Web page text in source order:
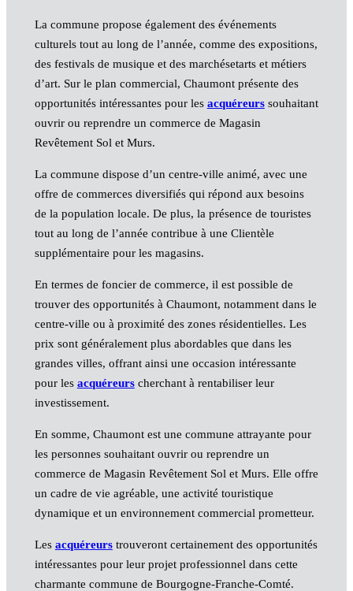
La commune propose également des événements
culturels tout au long de l’année, comme des expositions,
des festivals de musique et des marchésetarts et métiers
d’art. Sur le plan commercial, Chaumont présente des
opportunités intéressantes pour les acquéreurssouhaitant
ouvrir ou reprendre un commerce de Magasin
Revêtement Sol et Murs.
La commune dispose d’un centre-ville animé, avec une
offre de commerces diversifiés qui répond aux besoins
de la population locale. De plus, la présence de touristes
tout au long de l’année contribue à une Clientèle
supplémentaire pour les magasins.
En termes de foncier de commerce, il est possible de
trouver des opportunités à Chaumont, notamment dans le
centre-ville ou à proximité des zones résidentielles. Les
prix sont généralement plus abordables que dans les
grandes villes, offrant ainsi une occasion intéressante
pour les acquéreurscherchant à rentabiliser leur
investissement.
En somme, Chaumont est une commune attrayante pour
les personnes souhaitant ouvrir ou reprendre un
commerce de Magasin Revêtement Sol et Murs. Elle offre
un cadre de vie agréable, une activité touristique
dynamique et un environnement commercial prometteur.
Les acquéreurstrouveront certainement des opportunités
intéressantes pour leur projet professionnel dans cette
charmante commune de Bourgogne-Franche-Comté.